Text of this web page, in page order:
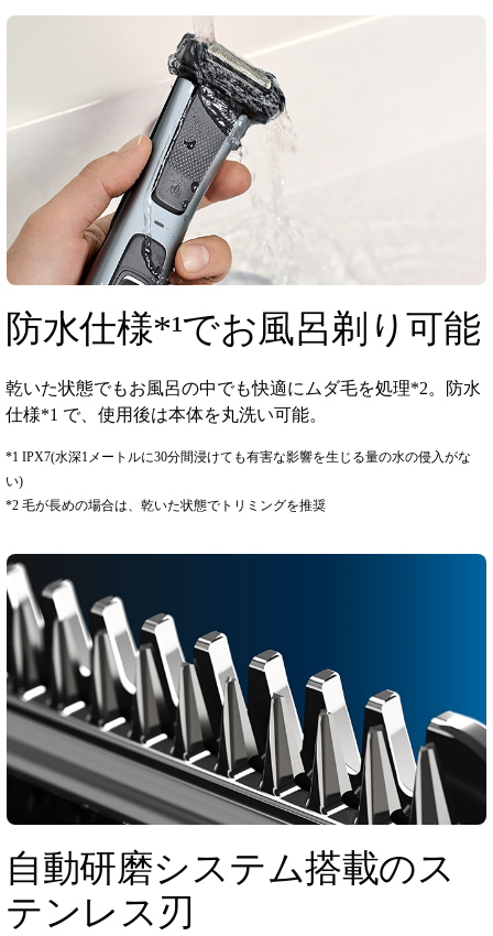
防水仕様*¹でお風呂剃り可能
乾いた状態でもお風呂の中でも快適にムダ毛を処理*2。防水
仕様*1 で、使用後は本体を丸洗い可能。
*1 IPX7(水深1メートルに30分間浸けても有害な影響を生じる量の水の侵入がな
い)
*2 毛が長めの場合は、乾いた状態でトリミングを推奨
自動研磨システム搭載のス
テンレス刃